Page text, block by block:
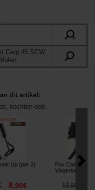
:
+
Carp 45 SCW
dit artikel:
kochten ook:
Up (per 2)
8,90€
Fox Casting
12,90